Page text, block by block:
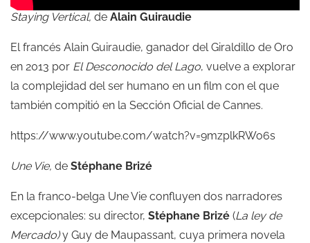
Staying Vertical, de Alain Guiraudie
El francés Alain Guiraudie, ganador del Giraldillo de Oro
en 2013 por El Desconocido del Lago, vuelve a explorar
la complejidad del ser humano en un film con el que
también compitió en la Sección Oficial de Cannes.
https://www.youtube.com/watch?v=9mzplkRWo6s
Une Vie, de Stéphane Brizé
En la franco-belga Une Vie confluyen dos narradores
excepcionales: su director, Stéphane Brizé (La ley de
Mercado)y Guy de Maupassant, cuya primera novela